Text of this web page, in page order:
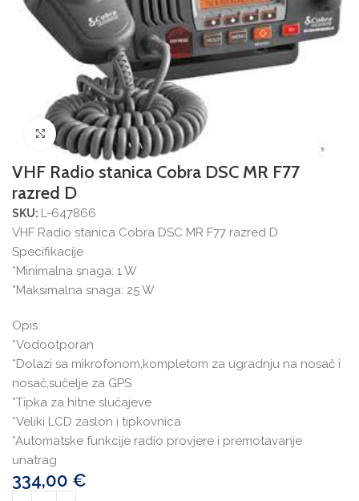
Povećajte sliku
VHF Radio stanica Cobra DSC MR F77
razred D
SKU: L-647866
VHF Radio stanica Cobra DSC MR F77 razred D
Specifikacije
*Minimalna snaga: 1 W
*Maksimalna snaga: 25 W
Opis
*Vodootporan
*Dolazi sa mikrofonom,kompletom za ugradnju na nosač i
nosač,sučelje za GPS
*Tipka za hitne slučajeve
*Veliki LCD zaslon i tipkovnica
*Automatske funkcije radio provjere i premotavanje
unatrag
334,00 €